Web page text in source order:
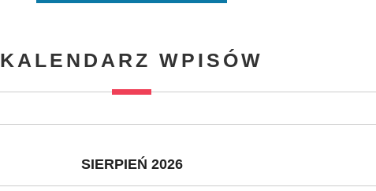
KALENDARZ WPISÓW
SIERPIEŃ 2026